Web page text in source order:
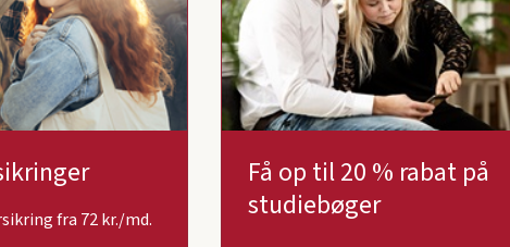
fra 72 kr./md.
Få op til 20 % rabat på
studiebøger